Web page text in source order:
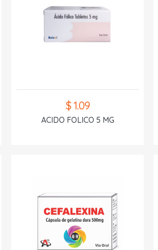
$ 1.09
ACIDO FOLICO 5 MG